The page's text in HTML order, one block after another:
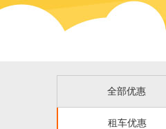
全部优惠
租车优惠